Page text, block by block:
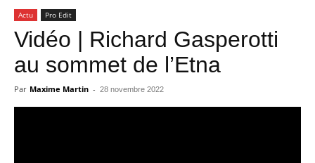
Actu Pro Edit
Vidéo | Richard Gasperotti
au sommet de l’Etna
Par Maxime Martin - 28 novembre 2022